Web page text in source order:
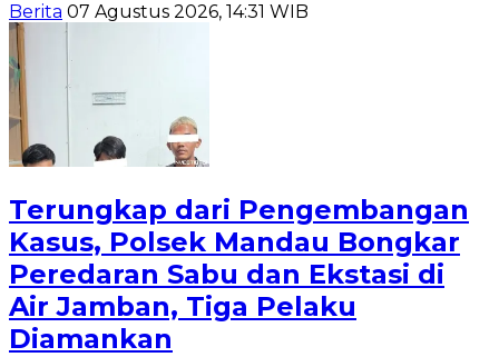
Berita 07 Agustus 2026, 14:31 WIB
Terungkap dari Pengembangan
Kasus, Polsek Mandau Bongkar
Peredaran Sabu dan Ekstasi di
Air Jamban, Tiga Pelaku
Diamankan